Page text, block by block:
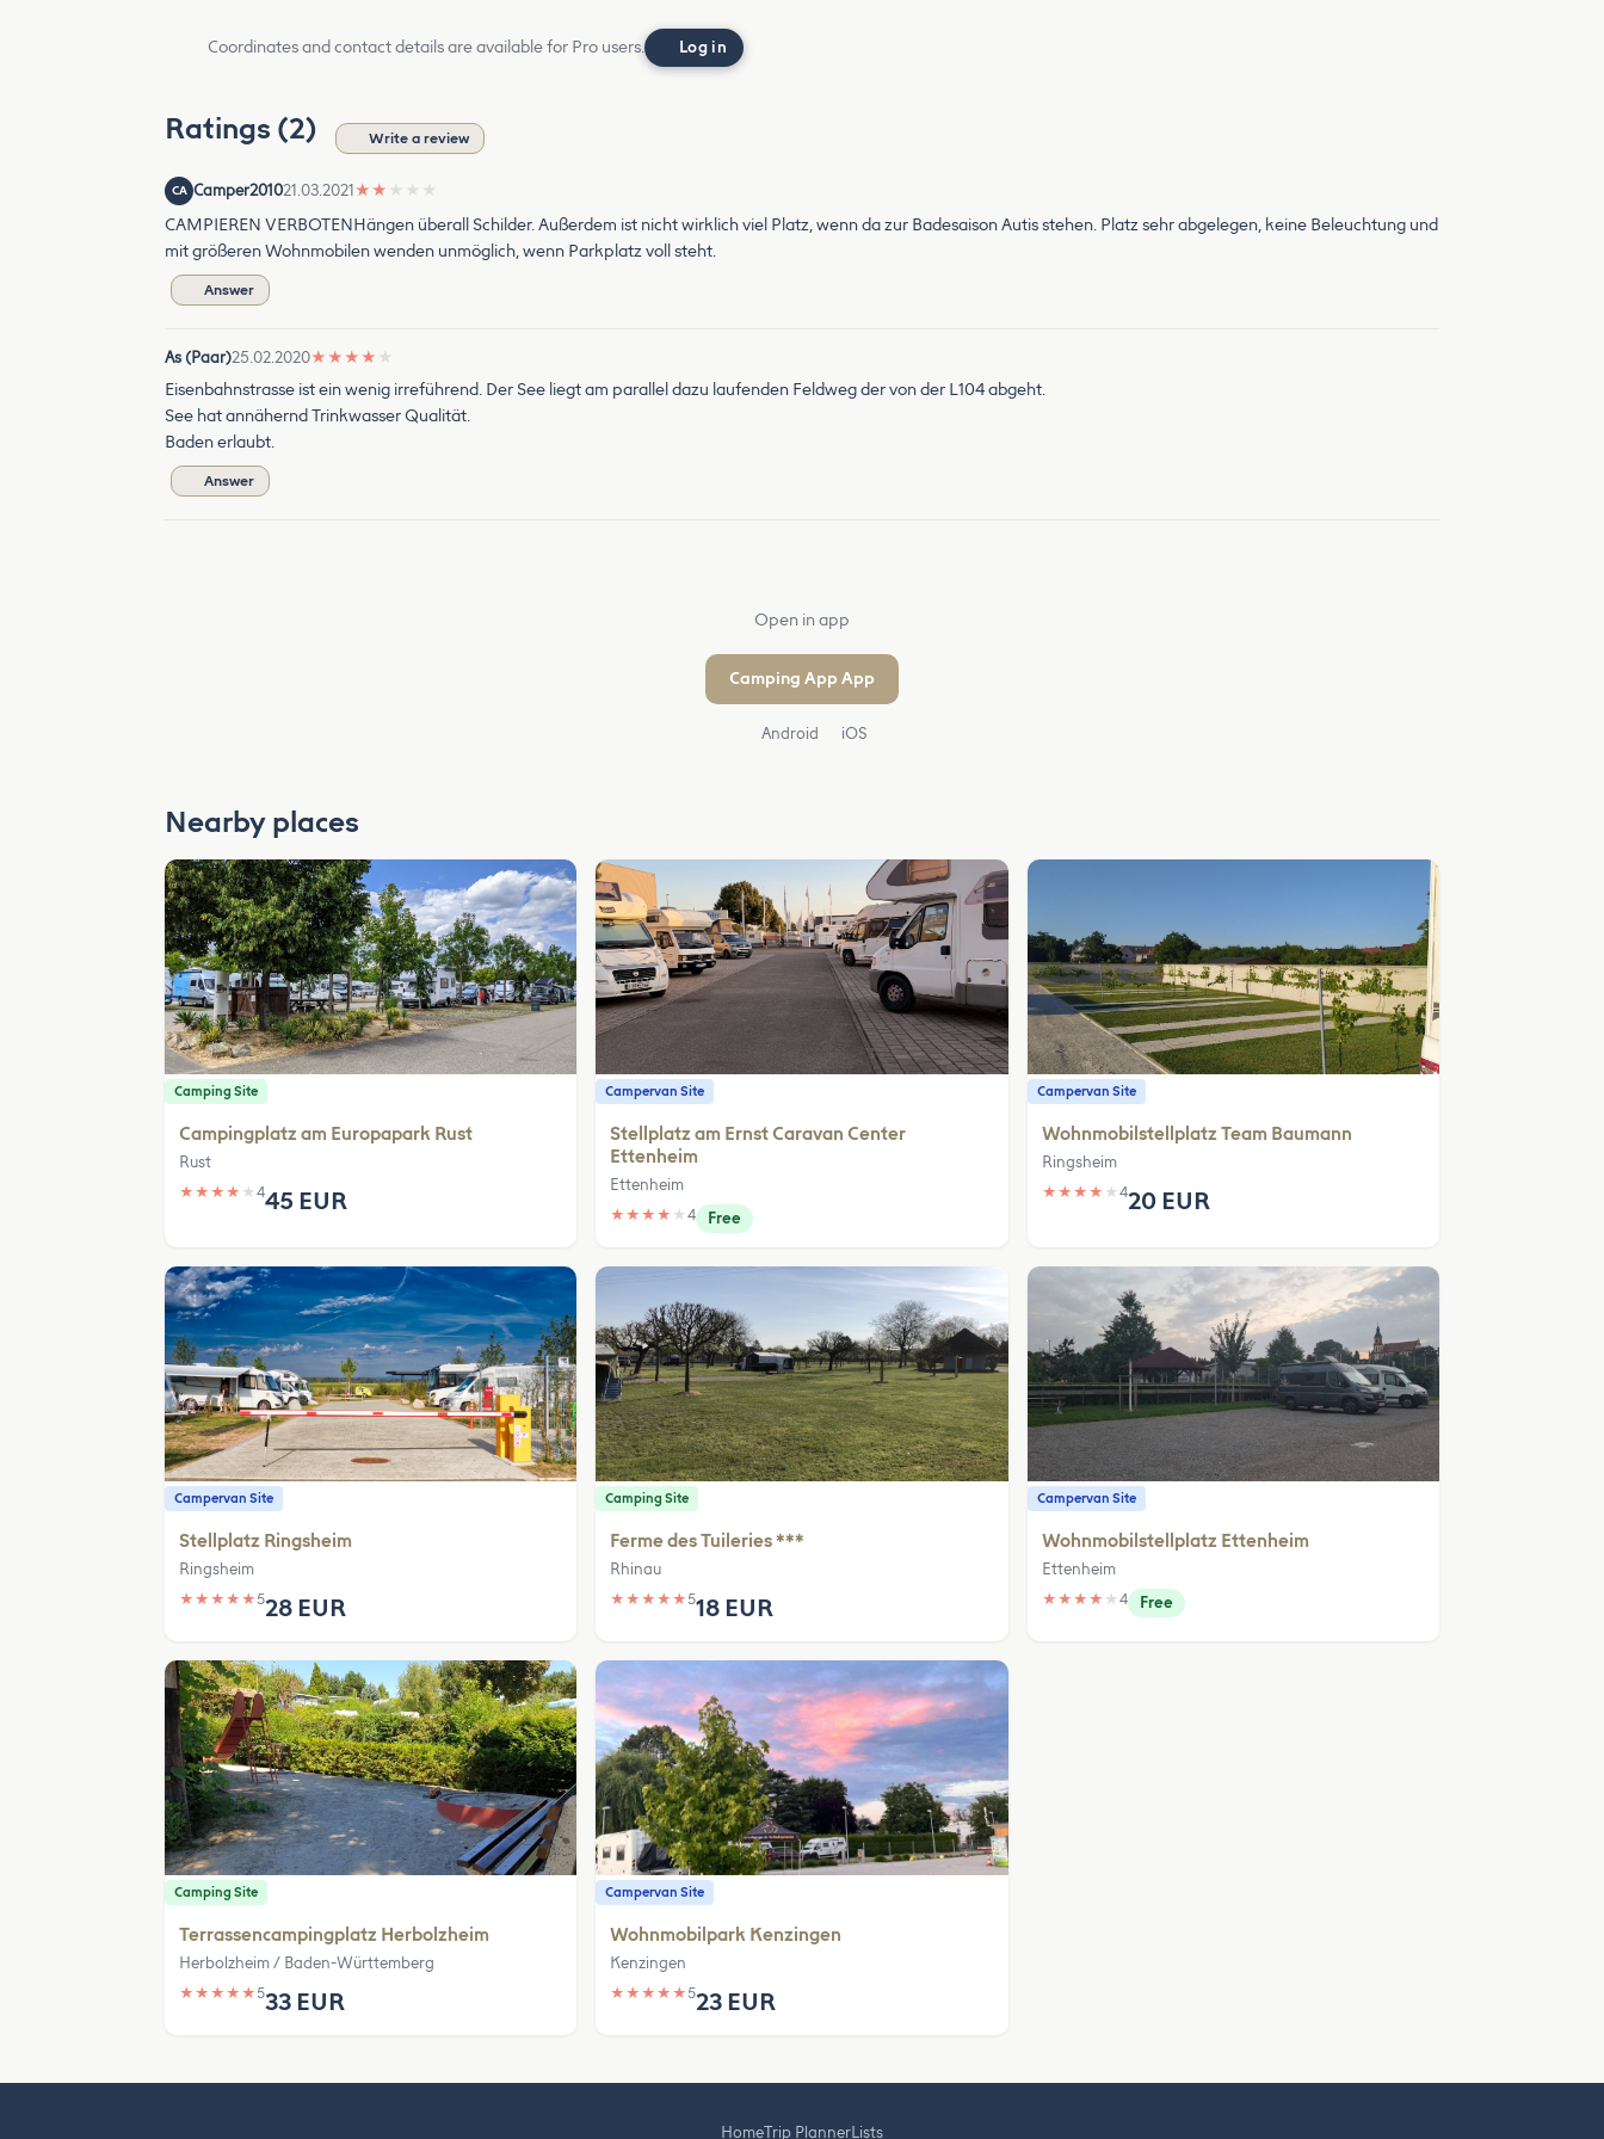
Coordinates and contact details are available for Pro users. Log in
Ratings (2) Write a review
CA Camper201021.03.2021 ★ ★ ★ ★ ★
CAMPIEREN VERBOTENHängen überall Schilder. Außerdem ist nicht wirklich viel Platz, wenn da zur Badesaison Autis stehen. Platz sehr abgelegen, keine Beleuchtung und
mit größeren Wohnmobilen wenden unmöglich, wenn Parkplatz voll steht.
Answer
As (Paar)25.02.2020★ ★ ★ ★ ★
Eisenbahnstrasse ist ein wenig irreführend. Der See liegt am parallel dazu laufenden Feldweg der von der L104 abgeht.
See hat annähernd Trinkwasser Qualität.
Baden erlaubt.
Answer
Open in app
Camping App App
Android iOS
Nearby places
Camping Site
Campingplatz am Europapark Rust
Rust
★ ★ ★ ★ ★ 445 EUR
Campervan Site
Stellplatz am Ernst Caravan Center
Ettenheim
Ettenheim
★ ★ ★ ★ ★4 Free
Campervan Site
Wohnmobilstellplatz Team Baumann
Ringsheim
★ ★ ★ ★ ★ 420 EUR
Campervan Site
Stellplatz Ringsheim
Ringsheim
★ ★ ★ ★ ★528 EUR
Camping Site
Ferme des Tuileries ***
Rhinau
★ ★ ★ ★ ★518 EUR
Campervan Site
Wohnmobilstellplatz Ettenheim
Ettenheim
★ ★ ★ ★ ★ 4 Free
Camping Site
Terrassencampingplatz Herbolzheim
Herbolzheim / Baden-Württemberg
★ ★ ★ ★ ★533 EUR
Campervan Site
Wohnmobilpark Kenzingen
Kenzingen
★ ★ ★ ★ ★523 EUR
HomeTrip PlannerLists